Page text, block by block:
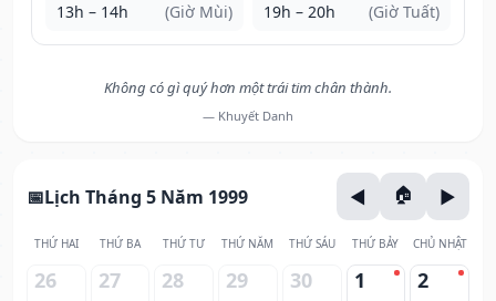
13h – 14h (Giờ Mùi) 19h – 20h (Giờ Tuất)
Không có gì quý hơn một trái tim chân thành.
— Khuyết Danh
Lịch Tháng 5 Năm 1999
THỨ HAI THỨ BA THỨ TƯ THỨ NĂM THỨ SÁU THỨ BẢY CHỦ NHẬT
26 27 28 29 30 1 2